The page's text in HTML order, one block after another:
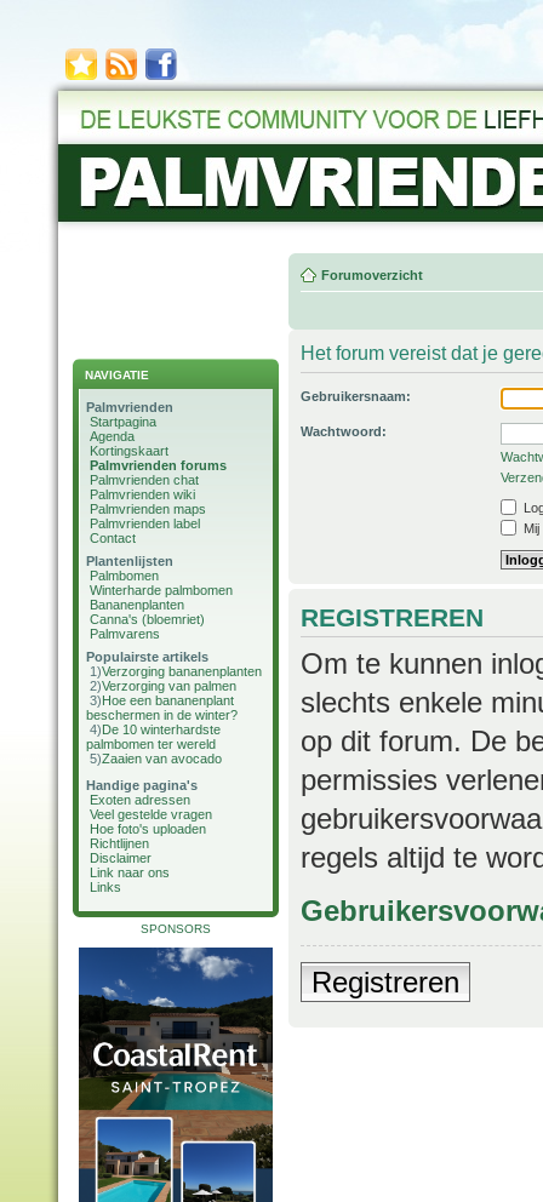
NAVIGATIE
Palmvrienden
Startpagina
Agenda
Kortingskaart
Palmvrienden forums
Palmvrienden chat
Palmvrienden wiki
Palmvrienden maps
Palmvrienden label
Contact
Plantenlijsten
Palmbomen
Winterharde palmbomen
Bananenplanten
Canna's (bloemriet)
Palmvarens
Populairste artikels
1)Verzorging bananenplanten
2)Verzorging van palmen
3)Hoe een bananenplant
beschermen in de winter?
4)De 10 winterhardste
palmbomen ter wereld
5)Zaaien van avocado
Handige pagina's
Exoten adressen
Veel gestelde vragen
Hoe foto's uploaden
Richtlijnen
Disclaimer
Link naar ons
Links
SPONSORS
Forumoverzicht
Het forum vereist dat je
Gebruikersnaam:
Wachtwoord:
REGISTREREN
Om te kunnen
slechts enkele
op dit forum. De
permissies
regels altijd te
Registreren